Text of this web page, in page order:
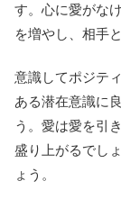
す。心に愛がな
を増やし、相手
意識してポジテ
ある潜在意識に
う。愛は愛を引
盛り上がるでし
ょう。